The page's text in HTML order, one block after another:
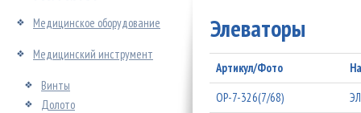
Медицинское оборудование
Медицинский инструмент
Винты
Долото
Элеваторы
Артикул/Фото
ОР-7-326(7/68)